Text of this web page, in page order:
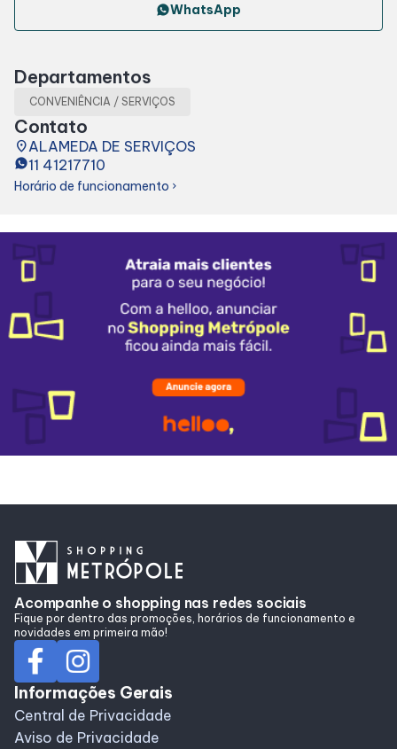
Lojas e Restaurantes
Lojas
Alimentação
Delivery
Programa De Benefícios
WhatsApp
Departamentos
CONVENIÊNCIA / SERVIÇOS
Contato
placeALAMEDA DE SERVIÇOS
11 41217710
Horário de funcionamento chevron_right
Acompanhe o shopping nas redes sociais
Fique por dentro das promoções, horários de funcionamento e
novidades em primeira mão!
Informações Gerais
Central de Privacidade
Aviso de Privacidade